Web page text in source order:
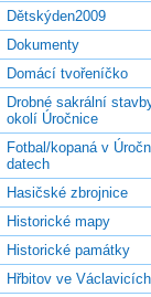
Dětskýden2009
Dokumenty
Domácí tvořeníčko
Drobné sakrální
okolí Úročnice
Fotbal/kopaná v
datech
Hasičské zbrojnice
Historické mapy
Historické památky
Hřbitov ve Václavicích